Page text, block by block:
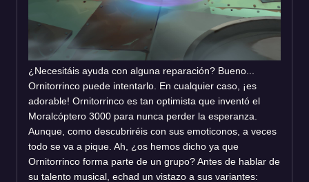
¿Necesitáis ayuda con alguna reparación? Bueno...
Ornitorrinco puede intentarlo. En cualquier caso, ¡es
adorable! Ornitorrinco es tan optimista que inventó el
Moralcóptero 3000 para nunca perder la esperanza.
Aunque, como descubriréis con sus emoticonos, a veces
todo se va a pique. Ah, ¿os hemos dicho ya que
Ornitorrinco forma parte de un grupo? Antes de hablar de
su talento musical, echad un vistazo a sus variantes: